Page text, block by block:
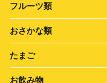
フルーツ類
おさかな類
たまご
お飲み物